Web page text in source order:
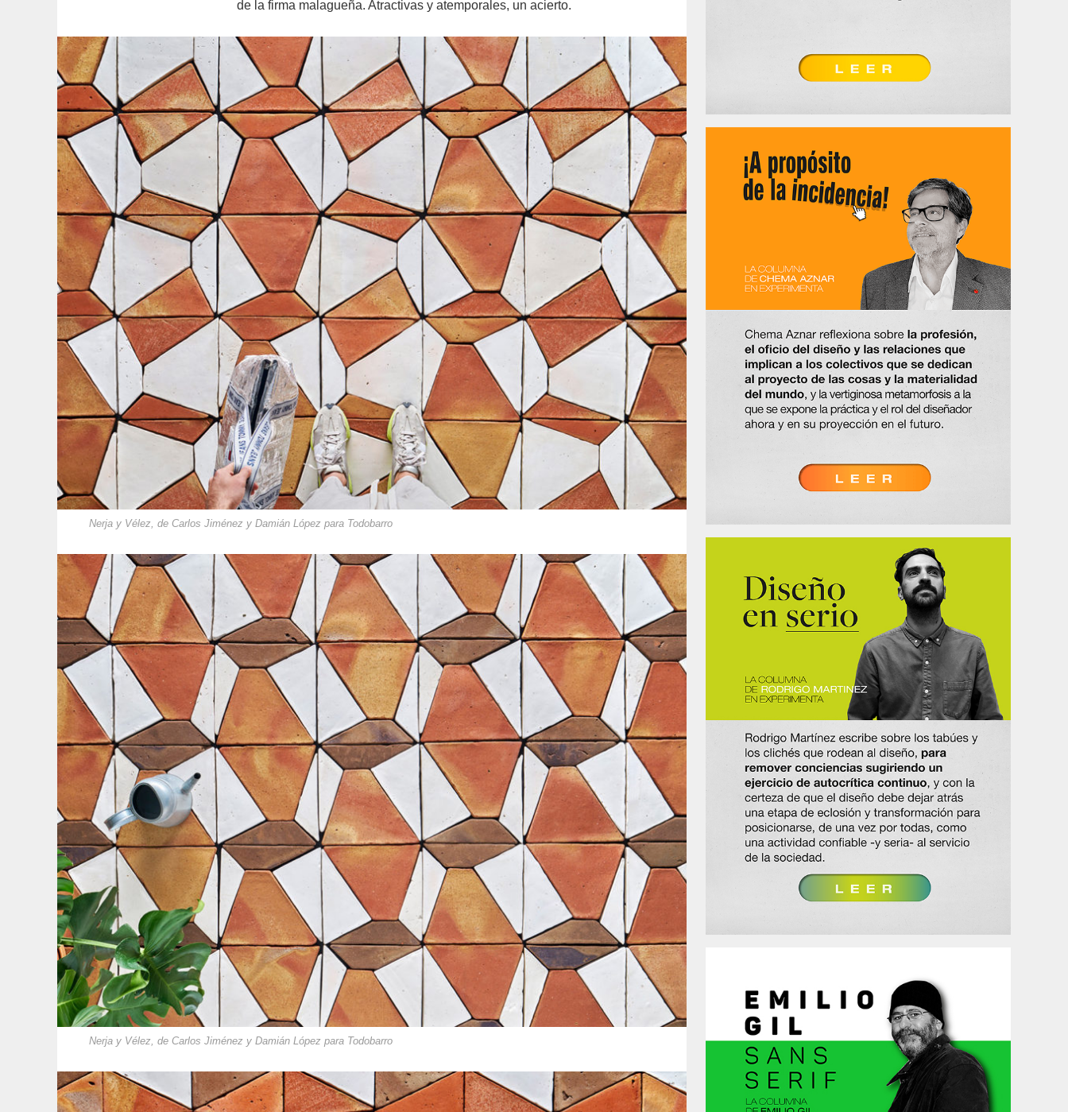
de la firma malagueña. Atractivas y atemporales, un acierto.
Nerja y Vélez, de Carlos Jiménez y Damián López para Todobarro
Nerja y Vélez, de Carlos Jiménez y Damián López para Todobarro